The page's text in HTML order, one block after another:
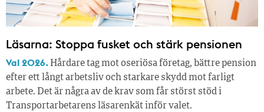
Läsarna: Stoppa fusket och stärk pensionen
Val 2026. Hårdare tag mot oseriösa företag, bättre pension
efter ett långt arbetsliv och starkare skydd mot farligt
arbete. Det är några av de krav som får störst stöd i
Transportarbetarens läsar­enkät inför valet.